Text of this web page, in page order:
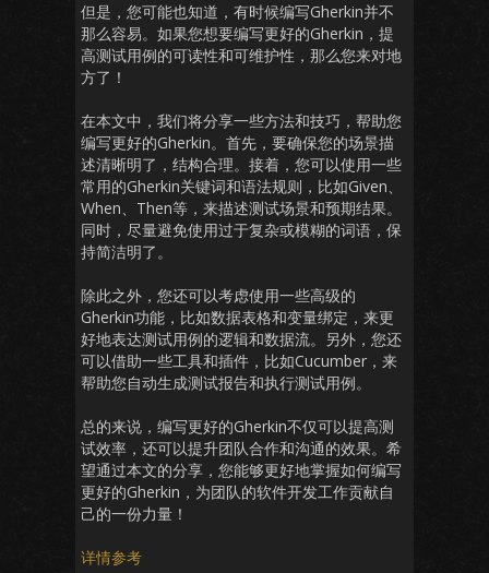
但是，您可能也知道，有时候编写Gherkin并不
那么容易。如果您想要编写更好的Gherkin，提
高测试用例的可读性和可维护性，那么您来对地
方了！
在本文中，我们将分享一些方法和技巧，帮助您
编写更好的Gherkin。首先，要确保您的场景描
述清晰明了，结构合理。接着，您可以使用一些
常用的Gherkin关键词和语法规则，比如Given、
When、Then等，来描述测试场景和预期结果。
同时，尽量避免使用过于复杂或模糊的词语，保
持简洁明了。
除此之外，您还可以考虑使用一些高级的
Gherkin功能，比如数据表格和变量绑定，来更
好地表达测试用例的逻辑和数据流。另外，您还
可以借助一些工具和插件，比如Cucumber，来
帮助您自动生成测试报告和执行测试用例。
总的来说，编写更好的Gherkin不仅可以提高测
试效率，还可以提升团队合作和沟通的效果。希
望通过本文的分享，您能够更好地掌握如何编写
更好的Gherkin，为团队的软件开发工作贡献自
己的一份力量！
详情参考